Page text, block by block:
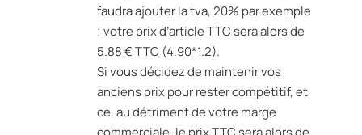
faudra ajouter la tva, 20% par exemple
; votre prix d’article TTC sera alors de
5.88 € TTC (4.90*1.2).
Si vous décidez de maintenir vos
anciens prix pour rester compétitif, et
ce, au détriment de votre marge